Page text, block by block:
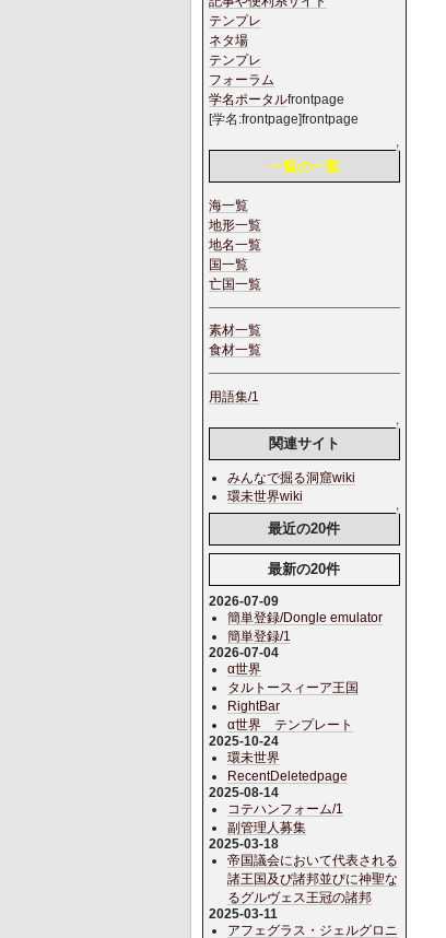
テンプレ
ネタ場
テンプレ
フォーラム
学名ポータルfrontpage
[学名:frontpage]frontpage
↑
一覧の一覧
海一覧
地形一覧
地名一覧
国一覧
亡国一覧
素材一覧
食材一覧
用語集/1
↑
関連サイト
みんなで掘る洞窟wiki
環未世界wiki
↑
最近の20件
最新の20件
2026-07-09
簡単登録/Dongle emulator
簡単登録/1
2026-07-04
α世界
タルトースィーア王国
RightBar
α世界 テンプレート
2025-10-24
環未世界
RecentDeletedpage
2025-08-14
コテハンフォーム/1
副管理人募集
2025-03-18
帝国議会において代表される
諸王国及び諸邦並びに神聖な
るグルヴェス王冠の諸邦
2025-03-11
アフェグラス・ジェルグロニ